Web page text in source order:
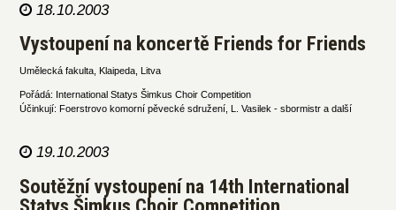
18.10.2003
Vystoupení na koncertě Friends for Friends
Umělecká fakulta, Klaipeda, Litva
Pořádá: International Statys Šimkus Choir Competition
Účinkují: Foerstrovo komorní pěvecké sdružení, L. Vasilek - sbormistr a další
19.10.2003
Soutěžní vystoupení na 14th International